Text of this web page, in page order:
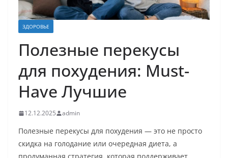
ЗДОРОВЬЕ
Полезные перекусы
для похудения: Must-
Have Лучшие
12.12.2025 admin
Полезные перекусы для похудения — это не просто
скидка на голодание или очередная диета, а